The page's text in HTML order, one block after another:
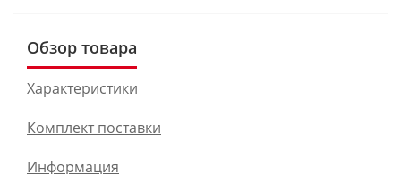
Обзор товара
Характеристики
Комплект поставки
Информация